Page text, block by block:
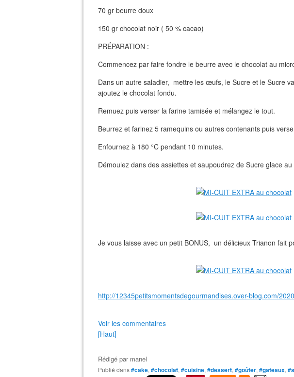
70 gr beurre doux
150 gr chocolat noir ( 50 % cacao)
PRÉPARATION :
Commencez par faire fondre le beurre avec le chocolat au
Dans un autre saladier, mettre les œufs, le Sucre et le Sucre
ajoutez le chocolat fondu.
Remuez puis verser la farine tamisée et mélangez le tout.
Beurrez et farinez 5 ramequins ou autres contenants puis
Enfournez à 180 °C pendant 10 minutes.
Démoulez dans des assiettes et saupoudrez de Sucre glace
Je vous laisse avec un petit BONUS, un délicieux Trianon fait
http://12345petitsmomentsdegourmandises.over-blog.com/
Voir les commentaires
[Haut]
Rédigé par manel
Publié dans#cake, #chocolat, #cuisine, #dessert, #goûter, #gâteaux,